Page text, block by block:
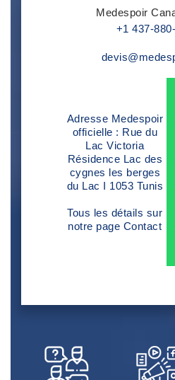
Medespoir
+1 437-
Adresse Medespoir
officielle : Rue du
Lac Victoria
Résidence Lac des
cygnes les berges
du Lac I 1053 Tunis
Tous les détails sur
notre page Contact